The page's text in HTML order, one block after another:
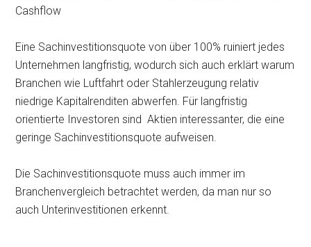
Cashflow
Eine Sachinvestitionsquote von über 100% ruiniert jedes
Unternehmen langfristig, wodurch sich auch erklärt warum
Branchen wie Luftfahrt oder Stahlerzeugung relativ
niedrige Kapitalrenditen abwerfen. Für langfristig
orientierte Investoren sind Aktien interessanter, die eine
geringe Sachinvestitionsquote aufweisen.
Die Sachinvestitionsquote muss auch immer im
Branchenvergleich betrachtet werden, da man nur so
auch Unterinvestitionen erkennt.